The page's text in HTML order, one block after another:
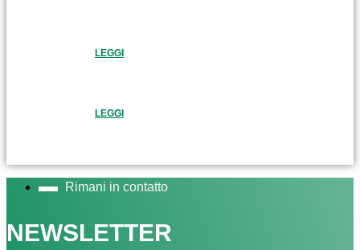
LEGGI
LEGGI
Rimani in contatto
NEWSLETTER